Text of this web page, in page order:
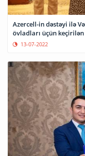
Azercell-in dəstəyi ilə
13-07-2022